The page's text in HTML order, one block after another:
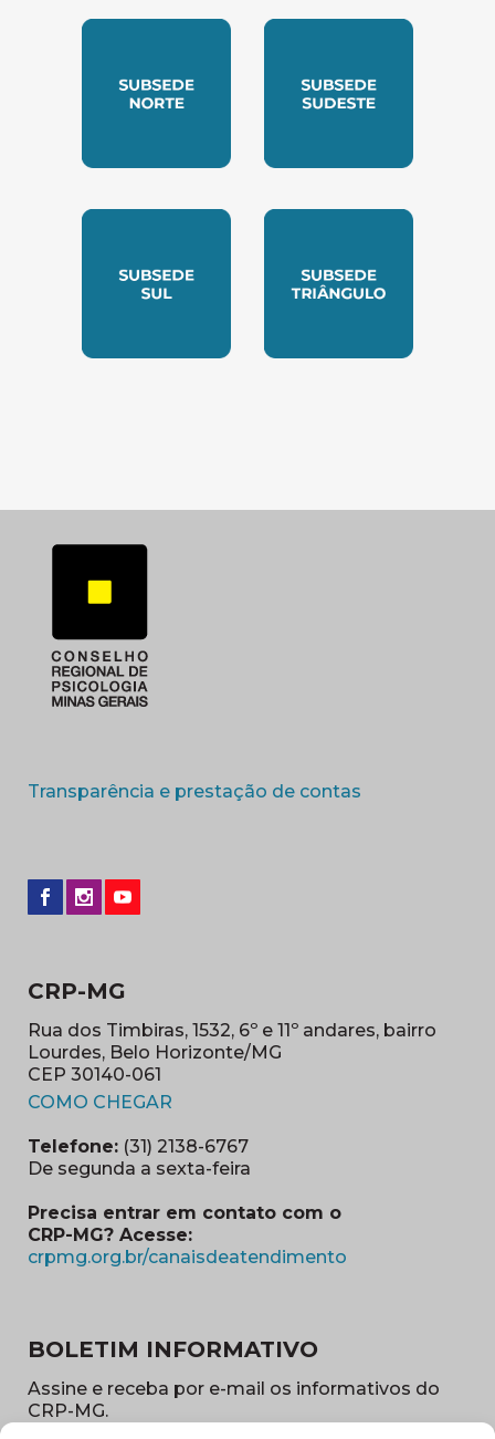
Transparência e prestação de contas
CRP-MG
Rua dos Timbiras, 1532, 6º e 11º andares, bairro
Lourdes, Belo Horizonte/MG
CEP 30140-061
COMO CHEGAR
Telefone: (31) 2138-6767
De segunda a sexta-feira
Precisa entrar em contato com o
CRP-MG? Acesse:
crpmg.org.br/canaisdeatendimento
BOLETIM INFORMATIVO
Assine e receba por e-mail os informativos do
CRP-MG.